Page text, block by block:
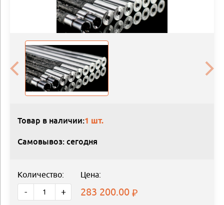
Товар в наличии:1 шт.
Самовывоз: сегодня
Количество:
- +
Цена:
283 200.00